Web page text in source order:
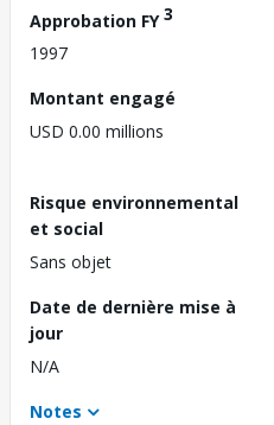
Approbation FY3
1997
Montant engagé
USD 0.00 millions
Risque environnemental
et social
Sans objet
Date de dernière mise à
jour
N/A
Notes